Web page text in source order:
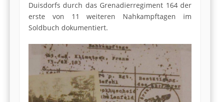
Duisdorfs durch das Grenadierregiment 164 der
erste von 11 weiteren Nahkampftagen im
Soldbuch dokumentiert.